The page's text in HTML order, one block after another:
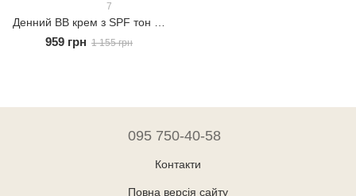
7
959 грн 1 155 грн
095 750-40-58
Контакти
Повна версія сайту